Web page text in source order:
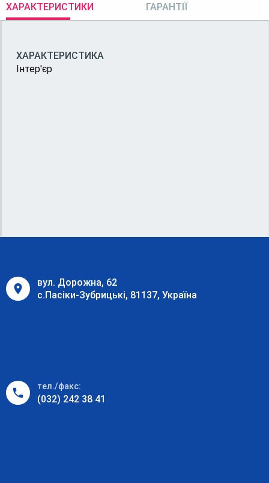
ХАРАКТЕРИСТИКИ ГАРАНТІЇ
ХАРАКТЕРИСТИКА
Інтер'єр
вул. Дорожна, 62
с.Пасіки-Зубрицькі, 81137, Україна
тел./факс:
(032) 242 38 41